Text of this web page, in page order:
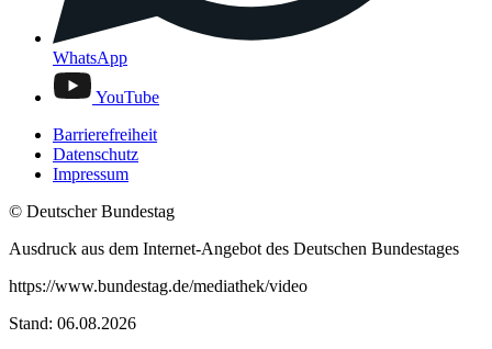
WhatsApp
YouTube
Barrierefreiheit
Datenschutz
Impressum
© Deutscher Bundestag
Ausdruck aus dem Internet-Angebot des Deutschen Bundestages
https://www.bundestag.de/mediathek/video
Stand: 06.08.2026